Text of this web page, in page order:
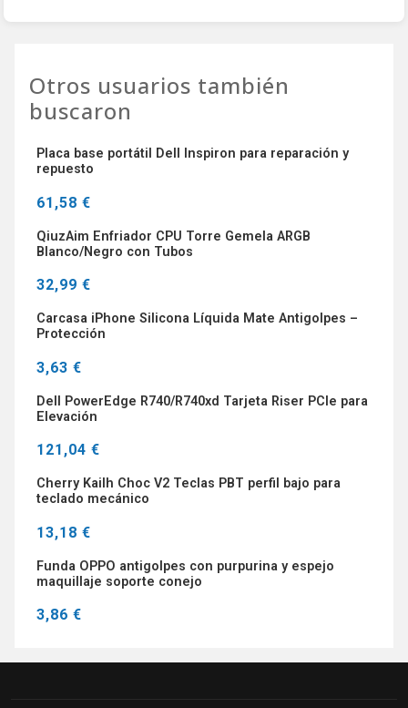
Otros usuarios también
buscaron
Placa base portátil Dell Inspiron para reparación y
repuesto
61,58 €
QiuzAim Enfriador CPU Torre Gemela ARGB
Blanco/Negro con Tubos
32,99 €
Carcasa iPhone Silicona Líquida Mate Antigolpes –
Protección
3,63 €
Dell PowerEdge R740/R740xd Tarjeta Riser PCIe para
Elevación
121,04 €
Cherry Kailh Choc V2 Teclas PBT perfil bajo para
teclado mecánico
13,18 €
Funda OPPO antigolpes con purpurina y espejo
maquillaje soporte conejo
3,86 €